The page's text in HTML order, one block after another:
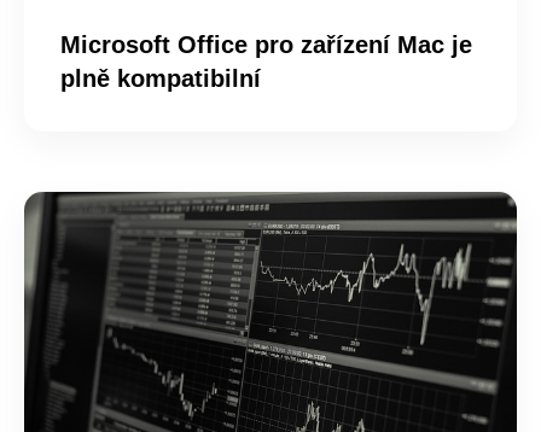
Microsoft Office pro zařízení Mac je
plně kompatibilní